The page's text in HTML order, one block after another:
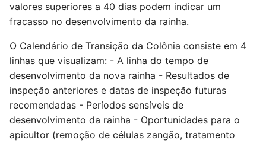
valores superiores a 40 dias podem indicar um
fracasso no desenvolvimento da rainha.
O Calendário de Transição da Colônia consiste em 4
linhas que visualizam: - A linha do tempo de
desenvolvimento da nova rainha - Resultados de
inspeção anteriores e datas de inspeção futuras
recomendadas - Períodos sensíveis de
desenvolvimento da rainha - Oportunidades para o
apicultor (remoção de células zangão, tratamento